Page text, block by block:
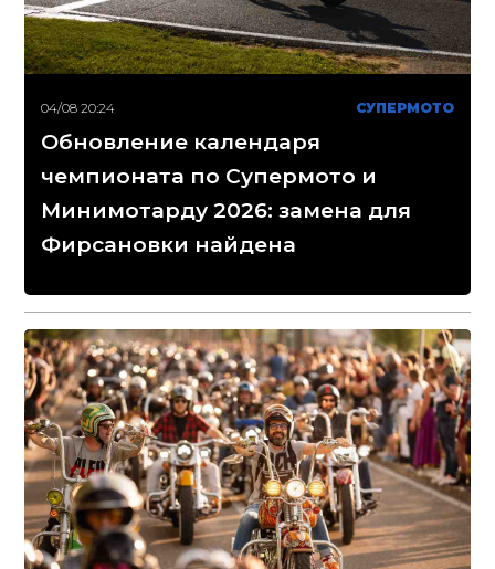
04/08 20:24 СУПЕРМОТО
Обновление календаря
чемпионата по Супермото и
Минимотарду 2026: замена для
Фирсановки найдена